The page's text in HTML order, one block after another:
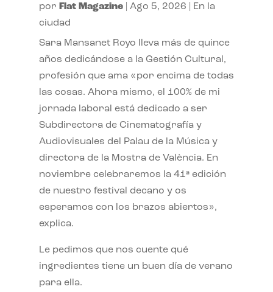
por Flat Magazine| Ago 5, 2026
En la
ciudad
Sara Mansanet Royo lleva más de quince
años dedicándose a la Gestión Cultural,
profesión que ama «por encima de todas
las cosas. Ahora mismo, el 100% de mi
jornada laboral está dedicado a ser
Subdirectora de Cinematografía y
Audiovisuales del Palau de la Música y
directora de la Mostra de València. En
noviembre celebraremos la 41ª edición
de nuestro festival decano y os
esperamos con los brazos abiertos»,
explica.
Le pedimos que nos cuente qué
ingredientes tiene un buen día de verano
para ella.